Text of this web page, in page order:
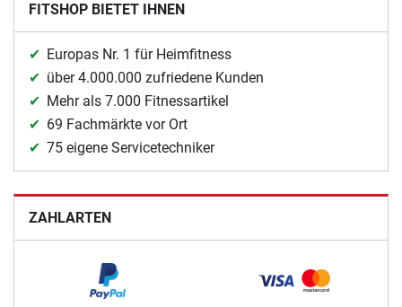
FITSHOP BIETET IHNEN
Europas Nr. 1 für Heimfitness
über 4.000.000 zufriedene Kunden
Mehr als 7.000 Fitnessartikel
69 Fachmärkte vor Ort
75 eigene Servicetechniker
ZAHLARTEN